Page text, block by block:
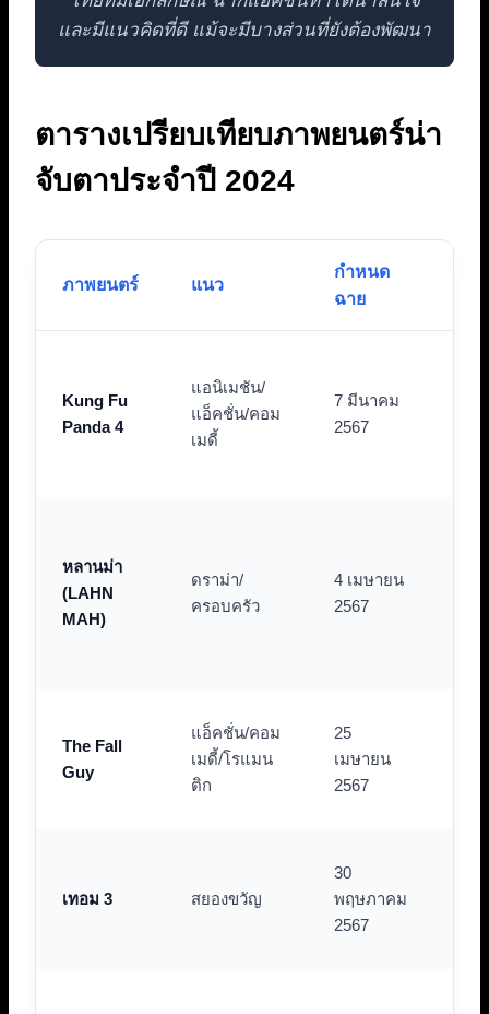
และมีแนวคิดที่ดี แม้จะมีบางส่วนที่ยังต้องพัฒนา
ตารางเปรียบเทียบภาพยนตร์น่า
จับตาประจำปี 2024
ภาพยนตร์ แนว
กำหนด
ฉาย
Kung Fu
Panda 4
แอนิเมชัน/
แอ็คชั่น/คอม
เมดี้
7 มีนาคม
2567
หลานม่า
(LAHN
MAH)
ดราม่า/
ครอบครัว
4 เมษายน
2567
The Fall
Guy
แอ็คชั่น/คอม
เมดี้/โรแมน
ติก
25
เมษายน
2567
เทอม 3 สยองขวัญ
30
พฤษภาคม
2567